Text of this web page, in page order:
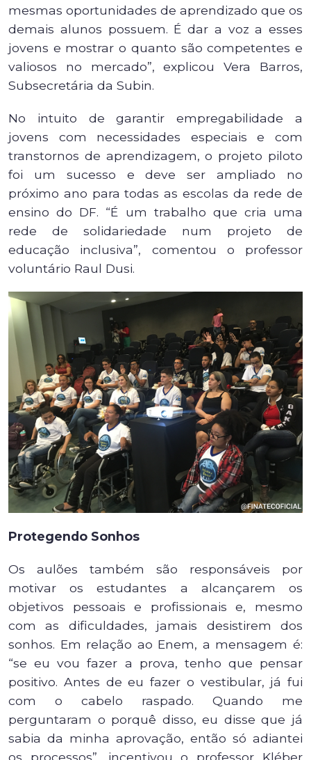
mesmas oportunidades de aprendizado que os
demais alunos possuem. É dar a voz a esses
jovens e mostrar o quanto são competentes e
valiosos no mercado”, explicou Vera Barros,
Subsecretária da Subin.
No intuito de garantir empregabilidade a
jovens com necessidades especiais e com
transtornos de aprendizagem, o projeto piloto
foi um sucesso e deve ser ampliado no
próximo ano para todas as escolas da rede de
ensino do DF. “É um trabalho que cria uma
rede de solidariedade num projeto de
educação inclusiva”, comentou o professor
voluntário Raul Dusi.
Protegendo Sonhos
Os aulões também são responsáveis por
motivar os estudantes a alcançarem os
objetivos pessoais e profissionais e, mesmo
com as dificuldades, jamais desistirem dos
sonhos. Em relação ao Enem, a mensagem é:
“se eu vou fazer a prova, tenho que pensar
positivo. Antes de eu fazer o vestibular, já fui
com o cabelo raspado. Quando me
perguntaram o porquê disso, eu disse que já
sabia da minha aprovação, então só adiantei
os processos”, incentivou o professor Kléber